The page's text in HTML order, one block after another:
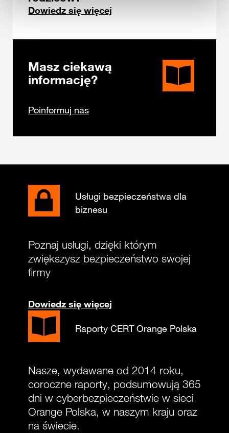
Dowiedz się więcej
Masz ciekawą
informację?
Poinformuj nas
Usługi bezpieczeństwa dla
biznesu
Poznaj usługi, dzięki którym
zwiększysz bezpieczeństwo swojej
firmy
Dowiedz się więcej
Raporty CERT Orange Polska
Nasze, wydawane od 2014 roku,
coroczne raporty, podsumowują 365
dni w cyberbezpieczeństwie w sieci
Orange Polska, w naszym kraju oraz
na świecie.